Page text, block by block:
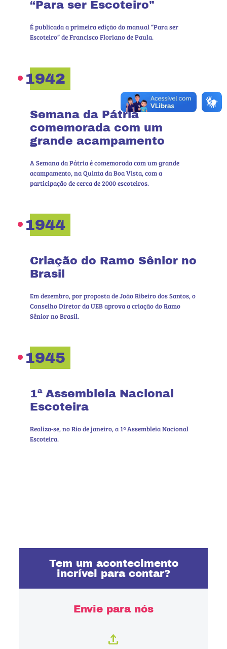
“Para ser Escoteiro"
É publicada a primeira edição do manual “Para ser
Escoteiro” de Francisco Floriano de Paula.
1942
Semana da Pátria
comemorada com um
grande acampamento
A Semana da Pátria é comemorada com um grande
acampamento, na Quinta da Boa Vista, com a
participação de cerca de 2000 escoteiros.
1944
Criação do Ramo Sênior no
Brasil
Em dezembro, por proposta de João Ribeiro dos Santos, o
Conselho Diretor da UEB aprova a criação do Ramo
Sênior no Brasil.
1945
1ª Assembleia Nacional
Escoteira
Realiza-se, no Rio de janeiro, a 1ª Assembleia Nacional
Escoteira.
Tem um acontecimento
incrível para contar?
Envie para nós
upload